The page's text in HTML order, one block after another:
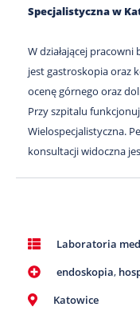
Specjalistyczna w
W działającej
jest gastroskopia oraz
ocenę górnego oraz
Przy szpitalu
Wielospecjalistyczna.
konsultacji widoczna
Laboratoria
endoskopia,
Katowice